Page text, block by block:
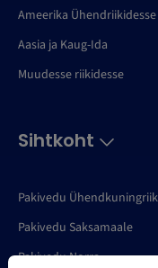
Ameerika
Aasia ja Kaug-Ida
Muudesse riikidesse
Sihtkoht
Pakivedu
Pakivedu Saksamaale
Pakivedu Norra